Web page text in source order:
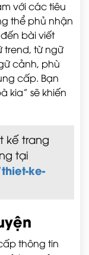
với các tiêu
thể phủ nhận
bài viết
trend, từ ngữ
cảnh, phù
cấp. Bạn
kia” sẽ khiến
kế trang
tại
ke-
thông tin